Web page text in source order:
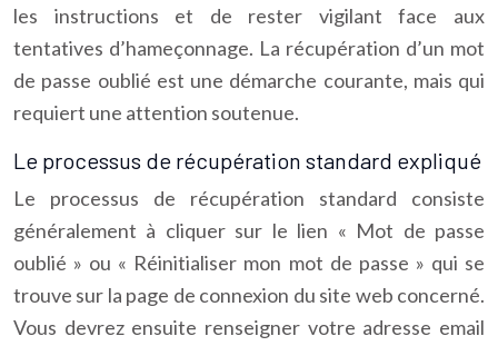
les instructions et de rester vigilant face aux
tentatives d’hameçonnage. La récupération d’un mot
de passe oublié est une démarche courante, mais qui
requiert une attention soutenue.
Le processus de récupération standard expliqué
Le processus de récupération standard consiste
généralement à cliquer sur le lien « Mot de passe
oublié » ou « Réinitialiser mon mot de passe » qui se
trouve sur la page de connexion du site web concerné.
Vous devrez ensuite renseigner votre adresse email